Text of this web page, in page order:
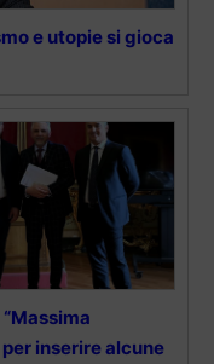
e utopie si gioca
inserire alcune